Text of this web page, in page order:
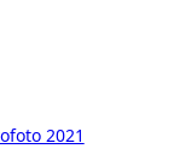
2021